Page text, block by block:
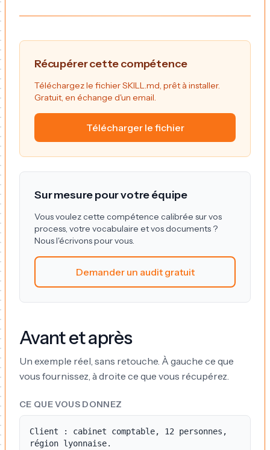
Récupérer cette compétence
Téléchargez le fichier SKILL.md, prêt à installer.
Gratuit, en échange d'un email.
Télécharger le fichier
Sur mesure pour votre équipe
Vous voulez cette compétence calibrée sur vos
process, votre vocabulaire et vos documents ?
Nous l'écrivons pour vous.
Demander un audit gratuit
Avant et après
Un exemple réel, sans retouche. À gauche ce que
vous fournissez, à droite ce que vous récupérez.
CE QUE VOUS DONNEZ
Client : cabinet comptable, 12 personnes,
région lyonnaise.